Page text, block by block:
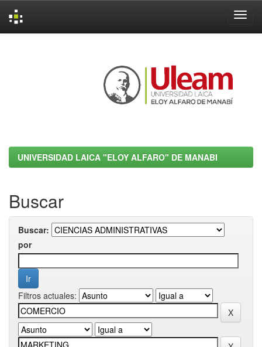
UNIVERSIDAD LAICA "ELOY ALFARO" DE MANABI
Buscar
Buscar:
por
Filtros actuales: